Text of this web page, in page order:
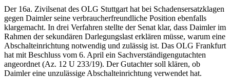
Der 16a. Zivilsenat des OLG Stuttgart hat bei Schadensersatzklagen
gegen Daimler seine verbraucherfreundliche Position ebenfalls
klargemacht. In drei Verfahren stellte der Senat klar, dass Daimler im
Rahmen der sekundären Darlegungslast erklären müsse, warum eine
Abschalteinrichtung notwendig und zulässig ist. Das OLG Frankfurt
hat mit Beschluss vom 6. April ein Sachverständigengutachten
angeordnet (Az. 12 U 233/19). Der Gutachter soll klären, ob
Daimler eine unzulässige Abschalteinrichtung verwendet hat.